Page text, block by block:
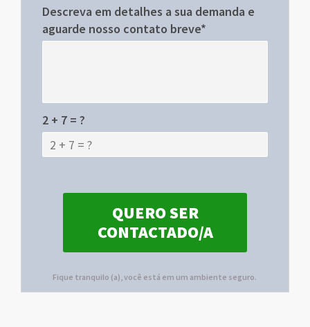
Descreva em detalhes a sua demanda e
aguarde nosso contato breve*
2 + 7 = ?
Fique tranquilo (a), você está em um ambiente seguro.